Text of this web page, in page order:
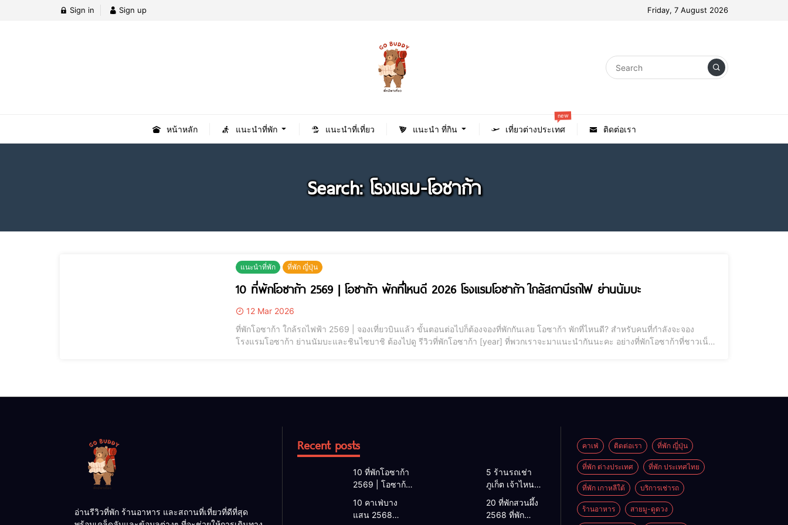
Sign in Sign up Friday, 7 August 2026
หน้าหลัก แนะนำที่พัก แนะนำที่เที่ยว แนะนำ ที่กิน เที่ยวต่างประเทศ
new
ติดต่อเรา
Search: โรงแรม-โอซาก้า
แนะนำที่พัก ที่พัก ญี่ปุ่น
10 ที่พักโอซาก้า 2569 | โอซาก้า พักที่ไหนดี 2026 โรงแรมโอซาก้า ใกล้สถานีรถไฟ ย่านนัมบะ
12 Mar 2026
ที่พักโอซาก้า ใกล้รถไฟฟ้า 2569 | จองเที่ยวบินแล้ว ขั้นตอนต่อไปก็ต้องจองที่พักกันเลย โอซาก้า พักที่ไหนดี? สำหรับคนที่กำลังจะจอง
โรงแรมโอซาก้า ย่านนัมบะและชินไซบาชิ ต้องไปดู รีวิวที่พักโอซาก้า [year] ที่พวกเราจะมาแนะนำกันนะคะ อย่างที่พักโอซาก้าที่ชาวเน็ต
อ่านรีวิวที่พัก ร้านอาหาร และสถานที่เที่ยวที่ดีที่สุด
Recent posts
10 ที่พักโอซาก้า
2569 | โอซาก้า
โรงแรมโอซาก้า
ใกล้สถานีรถไฟ
5 ร้านรถเช่า
ภูเก็ต เจ้าไหนดี
2026 | แนะนำ
เช่ารถภูเก็ต
2568 รับรถ
10 คาเฟ่บาง
แสน 2568
20 ที่พักสวนผึ้ง
2568 ที่พัก
คาเฟ่ ติดต่อเรา ที่พัก ญี่ปุ่น
ที่พัก ต่างประเทศ ที่พัก ประเทศไทย
ที่พัก เกาหลีใต้ บริการเช่ารถ
ร้านอาหาร สายมู-ดูดวง